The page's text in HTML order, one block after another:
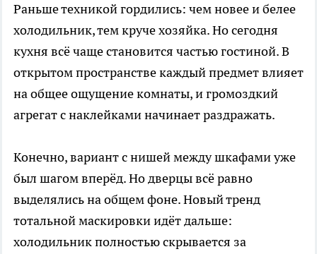
Раньше техникой гордились: чем новее и белее
холодильник, тем круче хозяйка. Но сегодня
кухня всё чаще становится частью гостиной. В
открытом пространстве каждый предмет влияет
на общее ощущение комнаты, и громоздкий
агрегат с наклейками начинает раздражать.
Конечно, вариант с нишей между шкафами уже
был шагом вперёд. Но дверцы всё равно
выделялись на общем фоне. Новый тренд
тотальной маскировки идёт дальше:
холодильник полностью скрывается за